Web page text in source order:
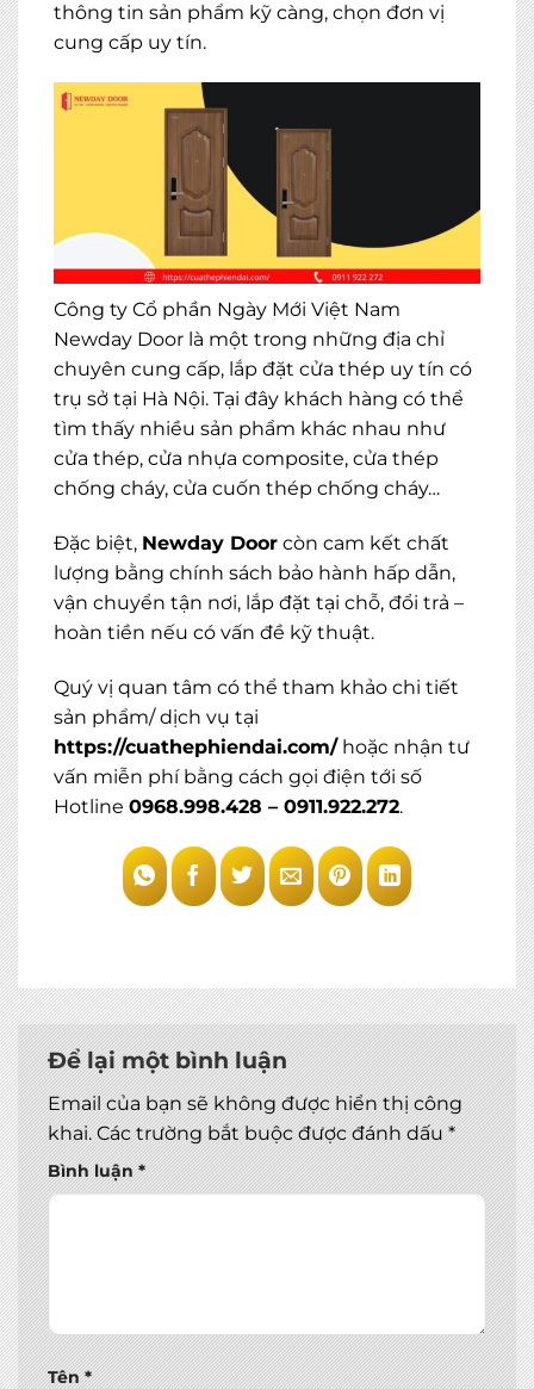
MIỄN PHÍ THIẾT KẾ 3D, ĐO ĐẠC
ĐĂNG KÝ NGAY
×
thông tin sản phẩm kỹ càng, chọn đơn vị
cung cấp uy tín.
Công ty Cổ phần Ngày Mới Việt Nam
Newday Door là một trong những địa chỉ
chuyên cung cấp, lắp đặt cửa thép uy tín có
trụ sở tại Hà Nội. Tại đây khách hàng có thể
tìm thấy nhiều sản phẩm khác nhau như
cửa thép, cửa nhựa composite, cửa thép
chống cháy, cửa cuốn thép chống cháy…
Đặc biệt, Newday Door còn cam kết chất
lượng bằng chính sách bảo hành hấp dẫn,
vận chuyển tận nơi, lắp đặt tại chỗ, đổi trả –
hoàn tiền nếu có vấn đề kỹ thuật.
Quý vị quan tâm có thể tham khảo chi tiết
sản phẩm/ dịch vụ tại
https://cuathephiendai.com/hoặc nhận tư
vấn miễn phí bằng cách gọi điện tới số
Hotline 0968.998.428 – 0911.922.272.
Để lại một bình luận
Email của bạn sẽ không được hiển thị công
khai. Các trường bắt buộc được đánh dấu*
Bình luận*
Tên*